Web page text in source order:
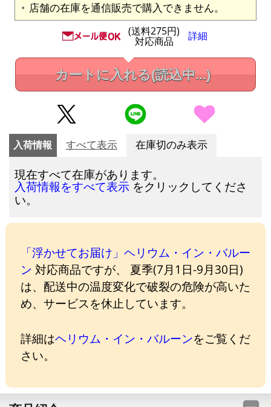
店舗の在庫を通信販売で購入できません。
(送料275円)
対応商品 詳細
カートに入れる(読込中...)
入荷情報 すべて表示 在庫切のみ表示
現在すべて在庫があります。
入荷情報をすべて表示 をクリックしてくださ
い。
「浮かせてお届け」ヘリウム・イン・バルー
ン 対応商品ですが、 夏季(7月1日-9月30日)
は、配送中の温度変化で破裂の危険が高いた
め、サービスを休止しています。
詳細はヘリウム・イン・バルーンをご覧くだ
さい。